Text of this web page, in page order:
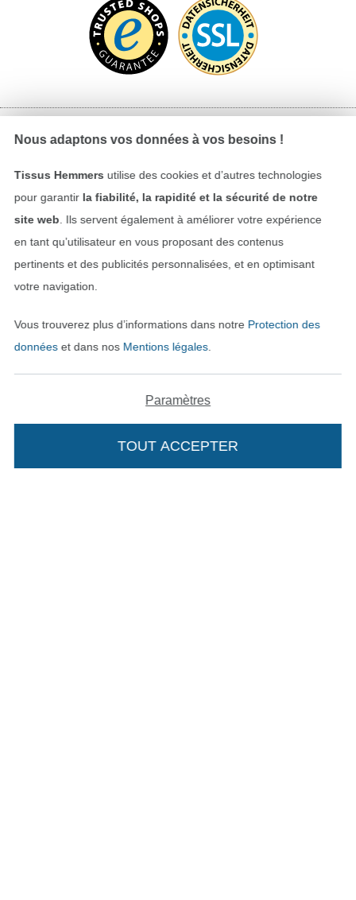
Payer avec
Nos partenaires logistiques
CGV
Passer à la boutique allemande
Nous adaptons vos données à vos besoins !
Tissus Hemmers utilise des cookies et d’autres technologies
pour garantir la fiabilité, la rapidité et la sécurité de notre
site web . Ils servent également à améliorer votre expérience
en tant qu’utilisateur en vous proposant des contenus
pertinents et des publicités personnalisées, et en optimisant
votre navigation.
Vous trouverez plus d’informations dans notre Protection des
donnéeset dans nos Mentions légales.
Paramètres
TOUT ACCEPTER